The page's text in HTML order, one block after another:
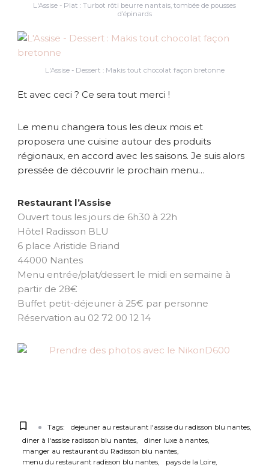
L'Assise - Plat : Turbot rôti beurre nantais, tombée de pousses
d’épinards
L'Assise - Dessert : Makis tout chocolat façon bretonne
Et avec ceci ? Ce sera tout merci !
Le menu changera tous les deux mois et
proposera une cuisine autour des produits
régionaux, en accord avec les saisons. Je suis alors
pressée de découvrir le prochain menu…
Restaurant l’Assise
Ouvert tous les jours de 6h30 à 22h
Hôtel Radisson BLU
6 place Aristide Briand
44000 Nantes
Menu entrée/plat/dessert le midi en semaine à
partir de 28€
Buffet petit-déjeuner à 25€ par personne
Réservation au 02 72 00 12 14
Tags:
dejeuner au restaurant l'assise du radisson blu nantes
diner à l'assise radisson blu nantes
diner luxe à nantes
manger au restaurant du Radisson blu nantes
menu du restaurant radisson blu nantes
pays de la Loire